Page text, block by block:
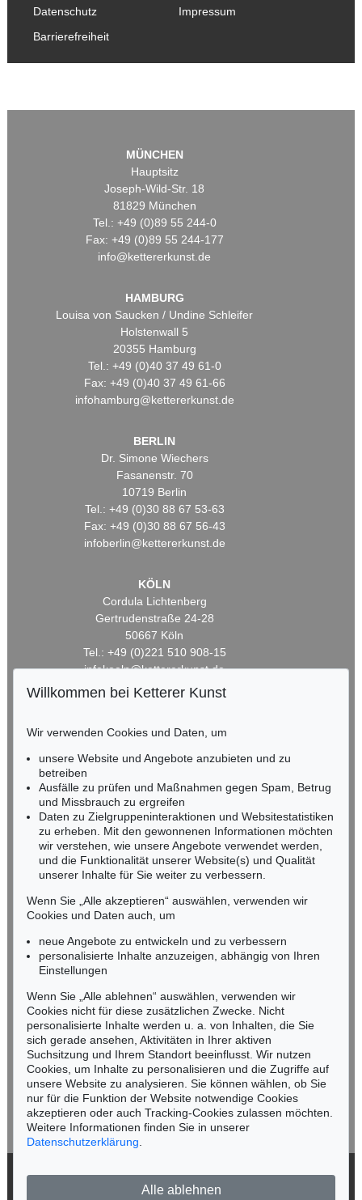
Datenschutz
Impressum
Barrierefreiheit
MÜNCHEN
Hauptsitz
Joseph-Wild-Str. 18
81829 München
Tel.: +49 (0)89 55 244-0
Fax: +49 (0)89 55 244-177
info@kettererkunst.de
HAMBURG
Louisa von Saucken / Undine Schleifer
Holstenwall 5
20355 Hamburg
Tel.: +49 (0)40 37 49 61-0
Fax: +49 (0)40 37 49 61-66
infohamburg@kettererkunst.de
BERLIN
Dr. Simone Wiechers
Fasanenstr. 70
10719 Berlin
Tel.: +49 (0)30 88 67 53-63
Fax: +49 (0)30 88 67 56-43
infoberlin@kettererkunst.de
KÖLN
Cordula Lichtenberg
Gertrudenstraße 24-28
50667 Köln
Tel.: +49 (0)221 510 908-15
infokoeln@kettererkunst.de
HESSEN
Miriam Heß
Tel.: +49 (0)62 21 58 80-038
Fax: +49 (0)62 21 58 80-595
infoheidelberg@kettererkunst.de
NORDDEUTSCHLAND
Nico Kassel, M.A.
Mobil: +49 (0)171 8618661
n.kassel@kettererkunst.de
Keine Auktion mehr verpassen!
Wir informieren Sie rechtzeitig.
Jetzt zum Newsletter anmelden >
Willkommen bei Ketterer Kunst
Wir verwenden Cookies und Daten, um
unsere Website und Angebote anzubieten und zu
betreiben
Ausfälle zu prüfen und Maßnahmen gegen Spam, Betrug
und Missbrauch zu ergreifen
Daten zu Zielgruppeninteraktionen und Websitestatistiken
zu erheben. Mit den gewonnenen Informationen möchten
wir verstehen, wie unsere Angebote verwendet werden,
und die Funktionalität unserer Website(s) und Qualität
unserer Inhalte für Sie weiter zu verbessern.
Wenn Sie „Alle akzeptieren“ auswählen, verwenden wir
Cookies und Daten auch, um
neue Angebote zu entwickeln und zu verbessern
personalisierte Inhalte anzuzeigen, abhängig von Ihren
Einstellungen
Wenn Sie „Alle ablehnen“ auswählen, verwenden wir
Cookies nicht für diese zusätzlichen Zwecke. Nicht
personalisierte Inhalte werden u. a. von Inhalten, die Sie
sich gerade ansehen, Aktivitäten in Ihrer aktiven
Suchsitzung und Ihrem Standort beeinflusst. Wir nutzen
Cookies, um Inhalte zu personalisieren und die Zugriffe auf
unsere Website zu analysieren. Sie können wählen, ob Sie
nur für die Funktion der Website notwendige Cookies
akzeptieren oder auch Tracking-Cookies zulassen möchten.
Weitere Informationen finden Sie in unserer
Datenschutzerklärung
Alle ablehnen